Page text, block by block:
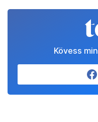
Kövess